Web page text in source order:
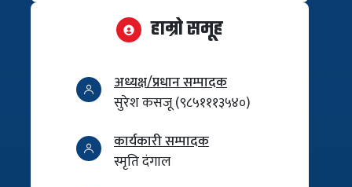
हाम्रो समूह
अध्यक्ष/प्रधान सम्पादक
सुरेश कसजू (९८५१११३५४०)
कार्यकारी सम्पादक
स्मृति दंगाल